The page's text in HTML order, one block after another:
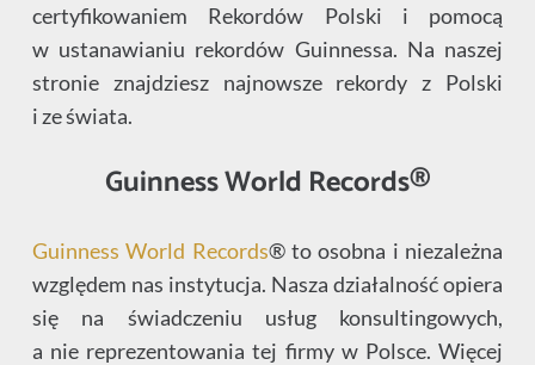
certyfikowaniem Rekordów Polski i pomocą
w ustanawianiu rekordów Guinnessa. Na naszej
stronie znajdziesz najnowsze rekordy z Polski
i ze świata.
Guinness World Records®
Guinness World Records® to osobna i niezależna
względem nas instytucja. Nasza działalność opiera
się na świadczeniu usług konsultingowych,
a nie reprezentowania tej firmy w Polsce. Więcej